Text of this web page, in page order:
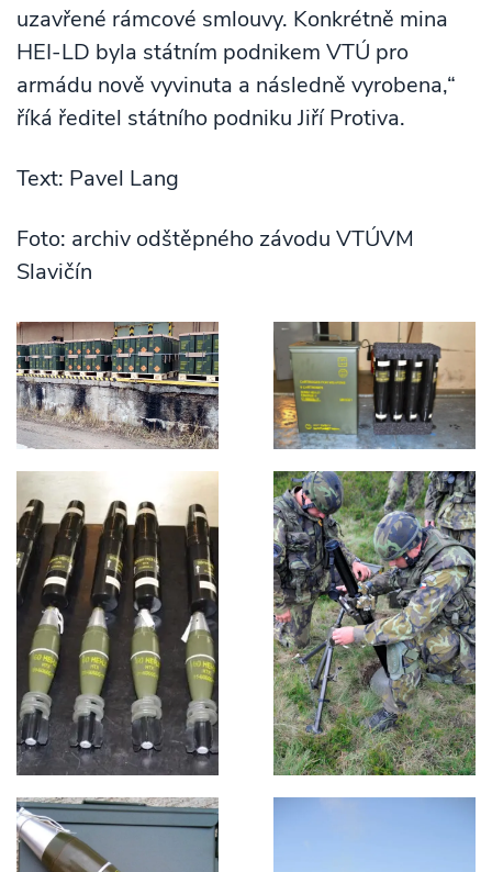
uzavřené rámcové smlouvy. Konkrétně mina
HEI-LD byla státním podnikem VTÚ pro
armádu nově vyvinuta a následně vyrobena,“
říká ředitel státního podniku Jiří Protiva.
Text: Pavel Lang
Foto: archiv odštěpného závodu VTÚVM
Slavičín